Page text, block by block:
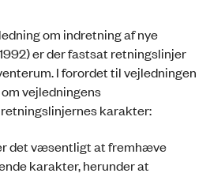
om indretning af nye
er der fastsat retningslinjer
I forordet til vejledningen
vejledningens
karakter:
det væsentligt at fremhæve
karakter, herunder at